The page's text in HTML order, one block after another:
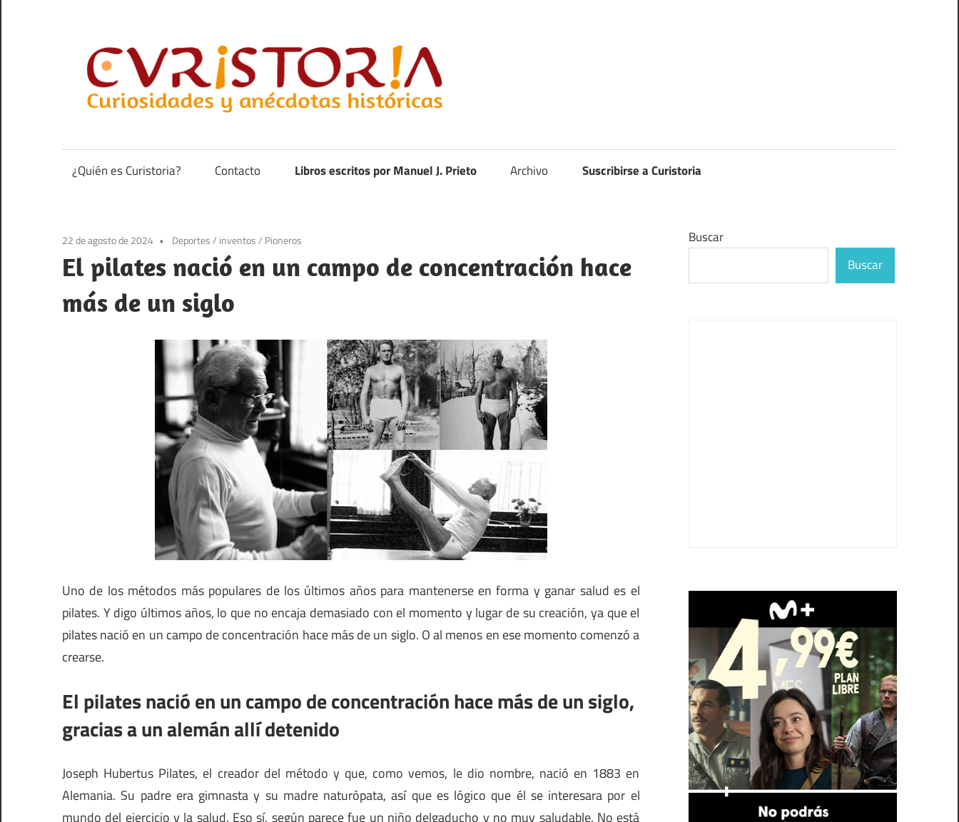
contenido
anécdotas
de
¿Quién es Curistoria? Contacto Libros escritos por Manuel J. Prieto Archivo Suscribirse a Curistoria
22 de agosto de 2024 Deportes/ inventos/ Pioneros
El pilates nació en un campo de concentración hace
más de un siglo
Uno de los métodos más populares de los últimos años para mantenerse en forma y ganar salud es el
pilates. Y digo últimos años, lo que no encaja demasiado con el momento y lugar de su creación, ya que el
pilates nació en un campo de concentración hace más de un siglo. O al menos en ese momento comenzó a
crearse.
El pilates nació en un campo de concentración hace más de un siglo,
gracias a un alemán allí detenido
Joseph Hubertus Pilates, el creador del método y que, como vemos, le dio nombre, nació en 1883 en
Alemania. Su padre era gimnasta y su madre naturópata, así que es lógico que él se interesara por el
mundo del ejercicio y la salud. Eso sí, según parece fue un niño delgaducho y no muy saludable. No está
Buscar
Buscar